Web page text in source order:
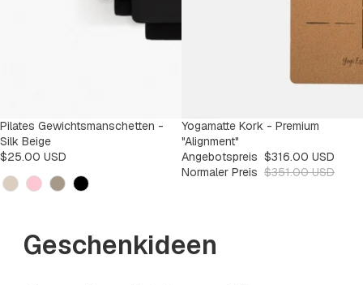
Pilates Gewichtsmanschetten -
Silk Beige
$25.00 USD
Kleur
SALE
-9%
Yogamatte Kork - Premium
"Alignment"
Angebotspreis $316.00 USD
Normaler Preis $351.00 USD
Geschenkideen